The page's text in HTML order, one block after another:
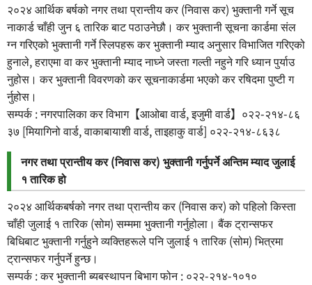
२०२४ आर्थिक बर्षको नगर तथा प्रान्तीय कर (निवास कर) भुक्तानी गर्ने सूच
नाकार्ड चाँही जुन ६ तारिक बाट पठाउनेछौ। कर भुक्तानी सूचना कार्डमा संल
ग्न गरिएको भुक्तानी गर्ने स्लिपहरू कर भुक्तानी म्याद अनुसार विभाजित गरिएको
हुनाले, हराएमा वा कर भुक्तानी म्याद नाघ्ने जस्ता गल्ती नहुने गरि ध्यान पुर्याउ
नुहोस। कर भुक्तानी विवरणको कर सूचनाकार्डमा भएको कर रषिदमा पुष्टी ग
र्नुहोस।
सम्पर्क : नगरपालिका कर विभाग【आओबा वार्ड, इजुमी वार्ड】०२२-२१४-८६
३७ [मियागिनो वार्ड, वाकाबायाशी वार्ड, ताइहाकु वार्ड] ०२२-२१४-८६३८
नगर तथा प्रान्तीय कर (निवास कर) भुक्तानी गर्नुपर्ने अन्तिम म्याद जुलाई
१ तारिक हो
२०२४ आर्थिकबर्षको नगर तथा प्रान्तीय कर (निवास कर) को पहिलो किस्ता
चाँही जुलाई १ तारिक (सोम) सम्ममा भुक्तानी गर्नुहोला। बैंक ट्रान्सफर
बिधिबाट भुक्तानी गर्नुहुने व्यक्तिहरूले पनि जुलाई १ तारिक (सोम) भित्रमा
ट्रान्सफर गर्नुपर्ने हुन्छ।
सम्पर्क : कर भुक्तानी ब्यबस्थापन बिभाग फोन : ०२२-२१४-१०१०